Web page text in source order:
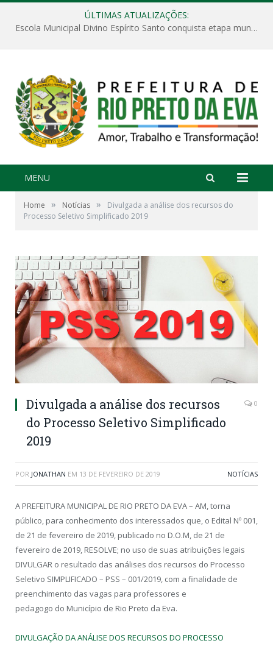
ÚLTIMAS ATUALIZAÇÕES:
Escola Municipal Divino Espírito Santo conquista etapa municipal da V Feira Amazonense de Matemática
MENU
Home » Notícias »
Divulgada a análise dos recursos do
Processo Seletivo Simplificado 2019
Divulgada a análise dos recursos
do Processo Seletivo Simplificado
2019
0
POR JONATHAN EM 13 DE FEVEREIRO DE 2019 NOTÍCIAS
A PREFEITURA MUNICIPAL DE RIO PRETO DA EVA – AM, torna
público, para conhecimento dos interessados que, o Edital Nº 001,
de 21 de fevereiro de 2019, publicado no D.O.M, de 21 de
fevereiro de 2019, RESOLVE; no uso de suas atribuições legais
DIVULGAR o resultado das análises dos recursos do Processo
Seletivo SIMPLIFICADO – PSS – 001/2019, com a finalidade de
preenchimento das vagas para professores e
pedagogo do Município de Rio Preto da Eva.
DIVULGAÇÃO DA ANÁLISE DOS RECURSOS DO PROCESSO